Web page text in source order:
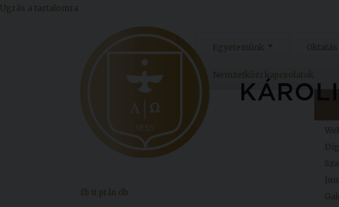
Ugrás a tartalomra
Egyetemünk Oktatás
Nemzetközi kapcsolatok
fb tt pt ln db